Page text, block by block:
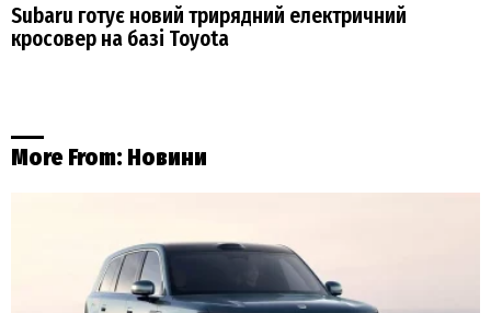
Subaru готує новий трирядний електричний
кросовер на базі Toyota
More From: Новини